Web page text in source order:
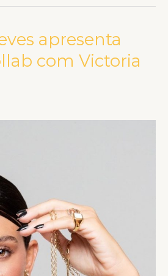
apresenta
com Victoria